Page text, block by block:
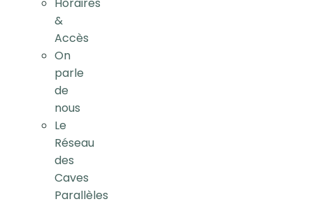
&
Accès
On
parle
de
nous
Le
Réseau
des
Caves
Parallèles